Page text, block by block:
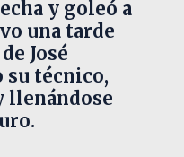
y goleó a
una tarde
José
su técnico,
llenándose